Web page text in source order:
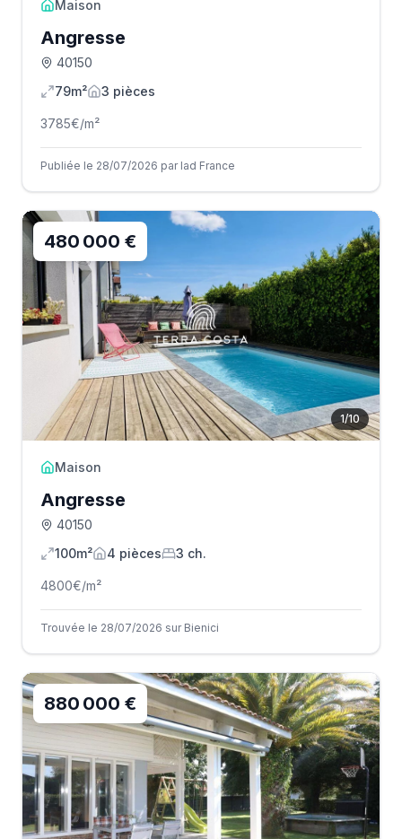
Maison
Angresse
40150
79m²
3 pièces
3785€/m²
Publiée le 28/07/2026 par Iad France
1/10
480 000 €
Maison
Angresse
40150
100m²
4 pièces 3 ch.
4800€/m²
Trouvée le 28/07/2026 sur Bienici
880 000 €